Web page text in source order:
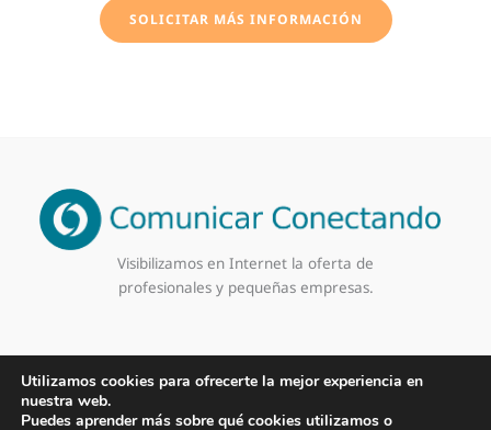
SOLICITAR MÁS INFORMACIÓN
Visibilizamos en Internet la oferta de
profesionales y pequeñas empresas.
Aviso Legal Política de Privacidad
Política de Cookies
Copyleft
2026 Comunicar Conectando
Utilizamos cookies para ofrecerte la mejor experiencia en
nuestra web.
Puedes aprender más sobre qué cookies utilizamos o